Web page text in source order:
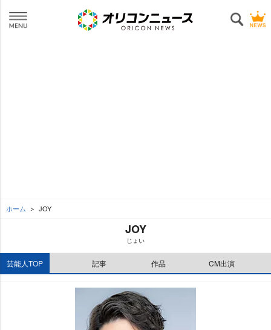
ホーム JOY
JOY
じょい
芸能人TOP 記事 作品 CM出演